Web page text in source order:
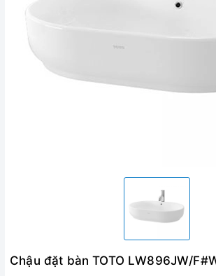
Chậu đặt bàn TOTO LW896JW/